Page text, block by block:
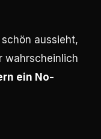
aussieht,
wahrscheinlich
ein No-